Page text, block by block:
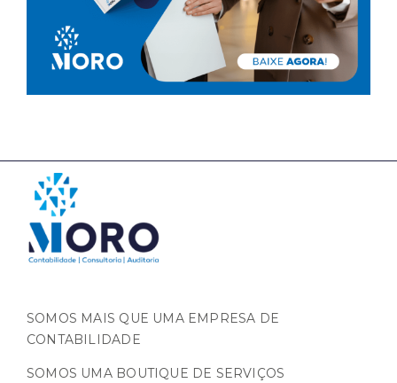
SOMOS MAIS QUE UMA EMPRESA DE
CONTABILIDADE
SOMOS UMA BOUTIQUE DE SERVIÇOS